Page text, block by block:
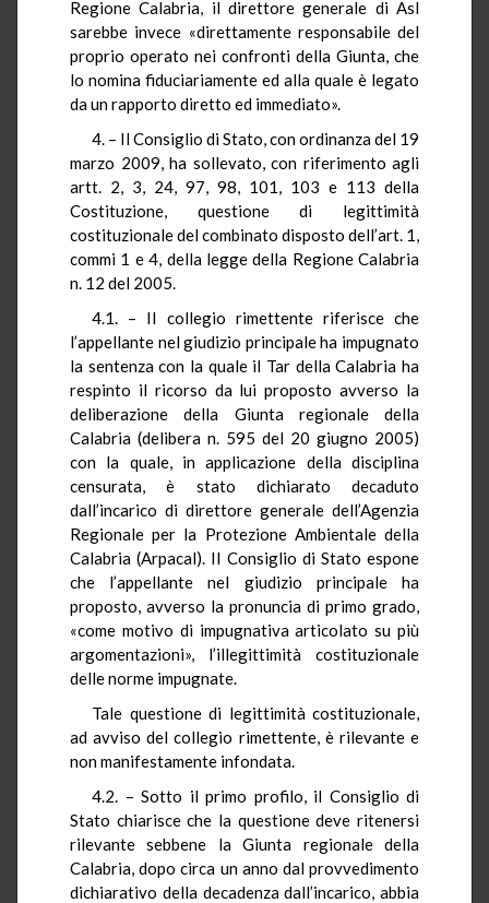
Regione Calabria, il direttore generale di Asl
sarebbe invece «direttamente responsabile del
proprio operato nei confronti della Giunta, che
lo nomina fiduciariamente ed alla quale è legato
da un rapporto diretto ed immediato».
4. – Il Consiglio di Stato, con ordinanza del 19
marzo 2009, ha sollevato, con riferimento agli
artt. 2, 3, 24, 97, 98, 101, 103 e 113 della
Costituzione, questione di legittimità
costituzionale del combinato disposto dell’art. 1,
commi 1 e 4, della legge della Regione Calabria
n. 12 del 2005.
4.1. – Il collegio rimettente riferisce che
l’appellante nel giudizio principale ha impugnato
la sentenza con la quale il Tar della Calabria ha
respinto il ricorso da lui proposto avverso la
deliberazione della Giunta regionale della
Calabria (delibera n. 595 del 20 giugno 2005)
con la quale, in applicazione della disciplina
censurata, è stato dichiarato decaduto
dall’incarico di direttore generale dell’Agenzia
Regionale per la Protezione Ambientale della
Calabria (Arpacal). Il Consiglio di Stato espone
che l’appellante nel giudizio principale ha
proposto, avverso la pronuncia di primo grado,
«come motivo di impugnativa articolato su più
argomentazioni», l’illegittimità costituzionale
delle norme impugnate.
Tale questione di legittimità costituzionale,
ad avviso del collegio rimettente, è rilevante e
non manifestamente infondata.
4.2. – Sotto il primo profilo, il Consiglio di
Stato chiarisce che la questione deve ritenersi
rilevante sebbene la Giunta regionale della
Calabria, dopo circa un anno dal provvedimento
dichiarativo della decadenza dall’incarico, abbia